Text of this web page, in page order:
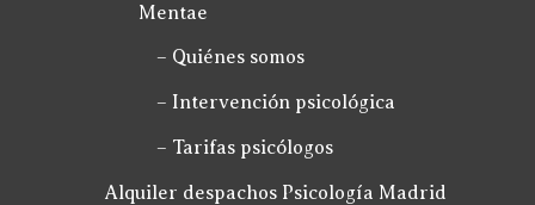
Mentae
– Quiénes somos
– Intervención psicológica
– Tarifas psicólogos
Alquiler despachos Psicología Madrid